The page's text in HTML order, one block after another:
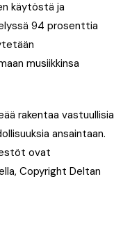
käytöstä ja
94 prosenttia
musiikkinsa
rakentaa vastuullisia
ansaintaan.
ovat
Copyright Deltan